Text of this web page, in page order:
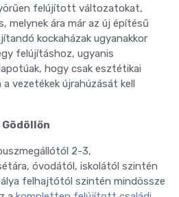
felújított változatokat,
melynek ára már az új építésű
kockaházak ugyanakkor
felújításhoz, ugyanis
hogy csak esztétikai
vezetékek újrahúzását kell
2-3,
óvodától, iskolától szintén
felhajtótól szintén mindössze